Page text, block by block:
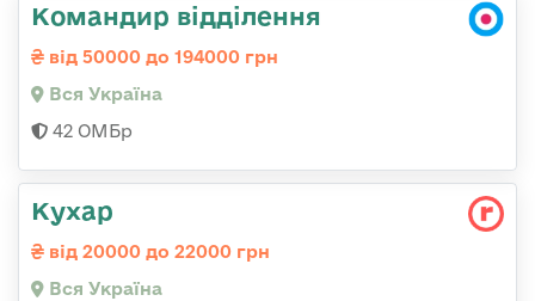
Командир відділення
від 50000 до 194000 грн
Вся Україна
42 ОМБр
Кухар
від 20000 до 22000 грн
Вся Україна